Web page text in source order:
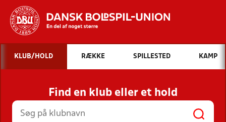
Hvad vil du søge efter?
INDHOLD OG NYHEDER
STILLINGER, RESULTATER, KLUBBER OG
HOLD
KLUB/HOLD RÆKKE SPILLESTED KAMP
Find en klub eller et hold